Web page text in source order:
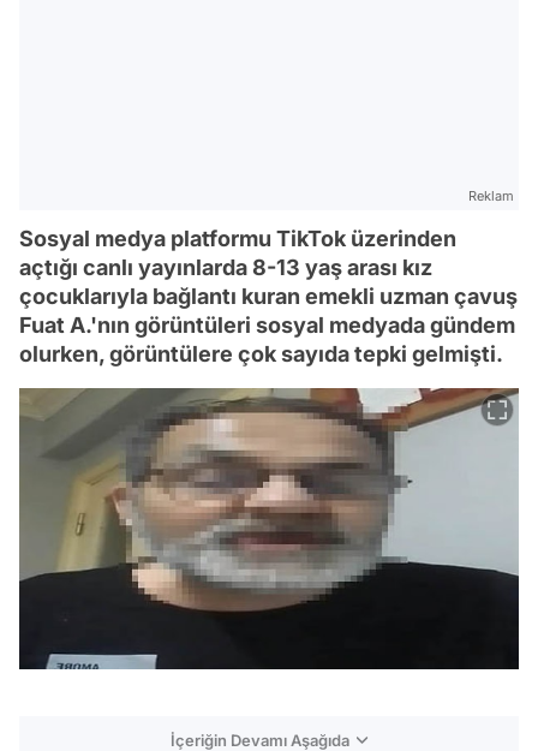
Reklam
Sosyal medya platformu TikTok üzerinden
açtığı canlı yayınlarda 8-13 yaş arası kız
çocuklarıyla bağlantı kuran emekli uzman çavuş
Fuat A.'nın görüntüleri sosyal medyada gündem
olurken, görüntülere çok sayıda tepki gelmişti.
İçeriğin Devamı Aşağıda